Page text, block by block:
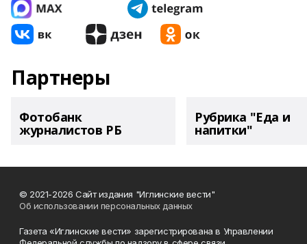
Партнеры
Фотобанк
журналистов РБ
Рубрика "Еда и
напитки"
© 2021-2026 Сайт издания "Иглинские вести"
Об использовании персональных данных
Газета «Иглинские вести» зарегистрирована в Управлении